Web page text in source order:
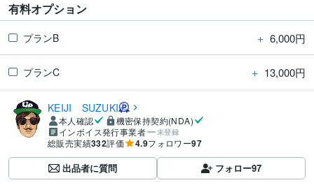
有料オプション
プランB ＋ 6,000円
プランC ＋ 13,000円
KEIJI SUZUKI
本人確認
機密保持契約(NDA)
インボイス発行事業者
未登録
総販売実績332評価 4.9フォロワー97
出品者に質問 フォロー97